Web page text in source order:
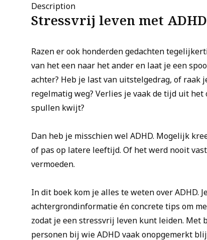
Description
Stressvrij leven met ADHD
Razen er ook honderden gedachten
van het een naar het ander en laat je een
achter? Heb je last van uitstelgedrag, of raak
regelmatig weg? Verlies je vaak de tijd uit het
spullen kwijt?
Dan heb je misschien wel ADHD. Mogelijk
of pas op latere leeftijd. Of het werd nooit
vermoeden.
In dit boek kom je alles te weten over ADHD.
achtergrondinformatie én concrete tips om
zodat je een stressvrij leven kunt leiden. Met
personen bij wie ADHD vaak onopgemerkt